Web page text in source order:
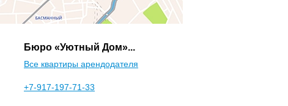
Бюро «Уютный Дом»...
Все квартиры арендодателя
+7-917-197-71-33